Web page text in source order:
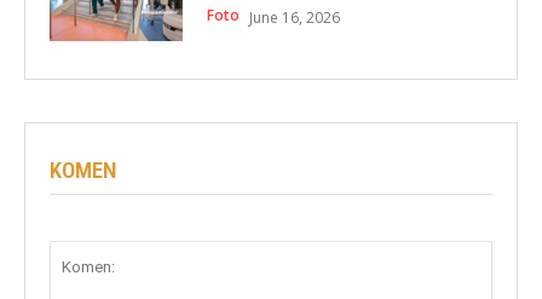
Foto June 16, 2026
KOMEN